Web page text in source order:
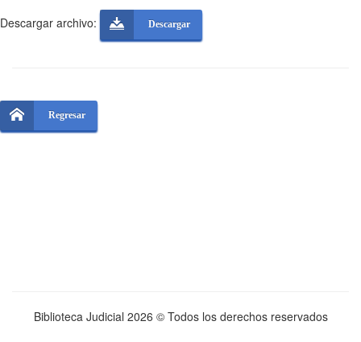
Descargar archivo: Descargar
Regresar
Biblioteca Judicial 2026 © Todos los derechos reservados